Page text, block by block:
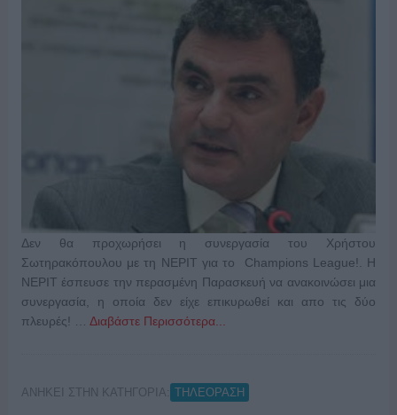
Δεν θα προχωρήσει η συνεργασία του Χρήστου
Σωτηρακόπουλου με τη ΝΕΡΙΤ για το Champions League!. Η
ΝΕΡΙΤ έσπευσε την περασμένη Παρασκευή να ανακοινώσει μια
συνεργασία, η οποία δεν είχε επικυρωθεί και απο τις δύο
πλευρές! … Διαβάστε Περισσότερα...
ΑΝΗΚΕΙ ΣΤΗΝ ΚΑΤΗΓΟΡΙΑ: ΤΗΛΕΟΡΑΣΗ